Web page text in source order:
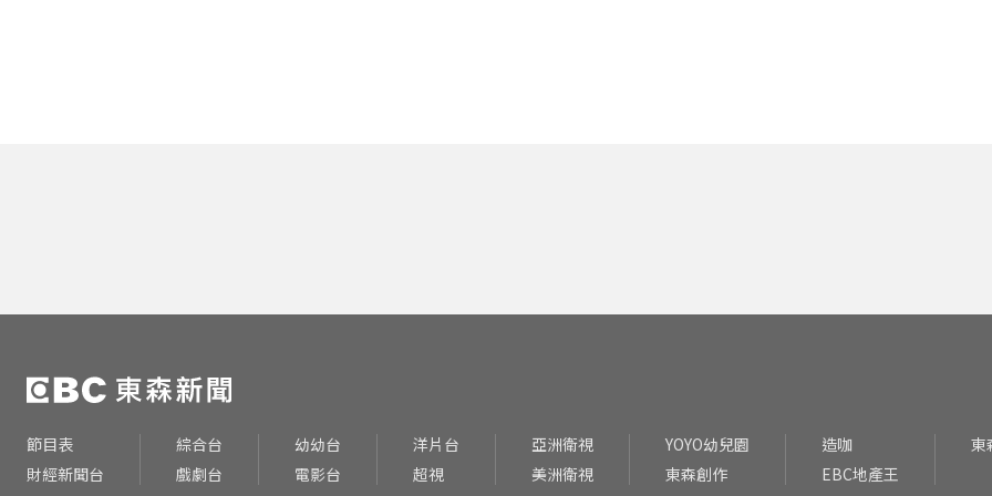
節目表
財經新聞台
綜合台
戲劇台
幼幼台
電影台
洋片台
超視
亞洲衛視
美洲衛視
YOYO幼兒園
東森創作
造咖
EBC地產王
東